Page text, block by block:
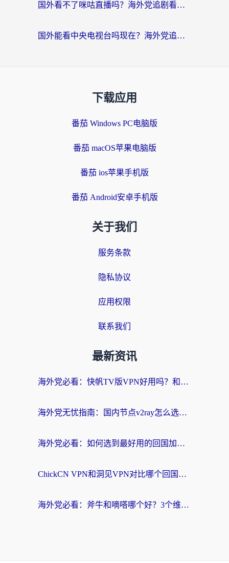
国外看不了咪咕直播吗？海外党追剧看片的加速器选择指南
国外能看中央电视台吗现在？海外党追剧看央视的实用指南
下载应用
番茄 Windows PC电脑版
番茄 macOS苹果电脑版
番茄 ios苹果手机版
番茄 Android安卓手机版
关于我们
服务条款
隐私协议
应用权限
联系我们
最新资讯
海外党必看：快帆TV版VPN好用吗？和快游VPN对比哪个回国效果更好？附实用避坑指南
海外党无忧指南：国内节点v2ray怎么选？一键回国VPN+多场景实测帮你避坑
海外党必看：如何选到最好用的回国加速器？从节点到售后的全维度指南
ChickCN VPN和洞见VPN对比哪个回国效果更好？海外党亲测3款加速器+避坑指南
海外党必看：斧牛和嘀嗒哪个好？3个维度教你选对回国加速器